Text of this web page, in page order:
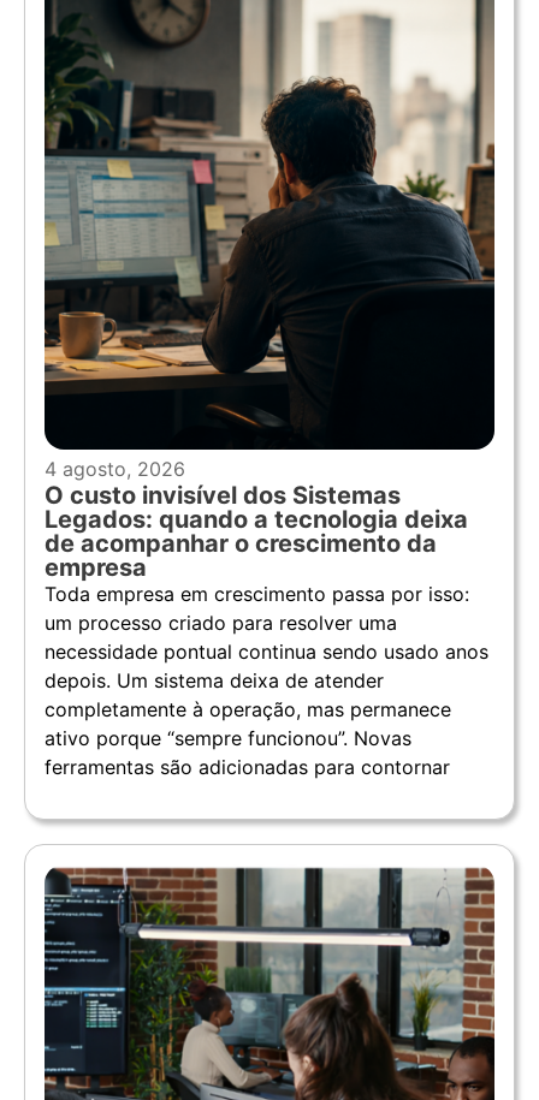
4 agosto, 2026
O custo invisível dos Sistemas
Legados: quando a tecnologia deixa
de acompanhar o crescimento da
empresa
Toda empresa em crescimento passa por isso:
um processo criado para resolver uma
necessidade pontual continua sendo usado anos
depois. Um sistema deixa de atender
completamente à operação, mas permanece
ativo porque “sempre funcionou”. Novas
ferramentas são adicionadas para contornar